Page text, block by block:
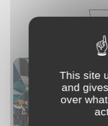
This site
and
over